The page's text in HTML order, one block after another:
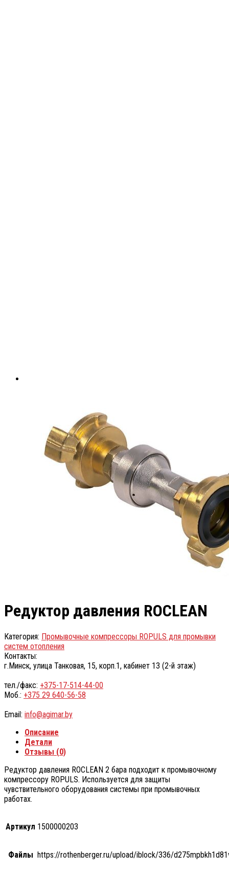
Редуктор давления ROCLEAN
Категория: Промывочные компрессоры ROPULS для промывки
систем отопления
Контакты:
г.Минск, улица Танковая, 15, корп.1, кабинет 13 (2-й этаж)
тел./факс: +375-17-514-44-00
Моб.: +375 29 640-56-58
Email: info@agimar.by
Описание
Детали
Отзывы (0)
Редуктор давления ROCLEAN 2 бара подходит к промывочному
компрессору ROPULS. Используется для защиты
чувствительного оборудования системы при промывочных
работах.
Артикул 1500000203
Файлы https://rothenberger.ru/upload/iblock/336/